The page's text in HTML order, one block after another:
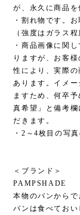
が、永久に商品を
・割れ物です。
（強度はガラス
・商品画像に関
りますが、お客
性により、実際
あります。イメ
ますため、何卒
真希望」と備考
だきます。
・2～4枚目の写
＜ブランド＞
PAMPSHADE
本物のパンからで
パンは食べてお